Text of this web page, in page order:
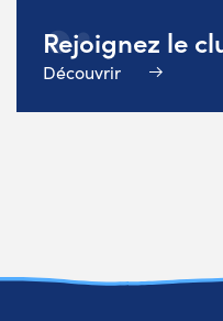
Rejoignez le
Découvrir